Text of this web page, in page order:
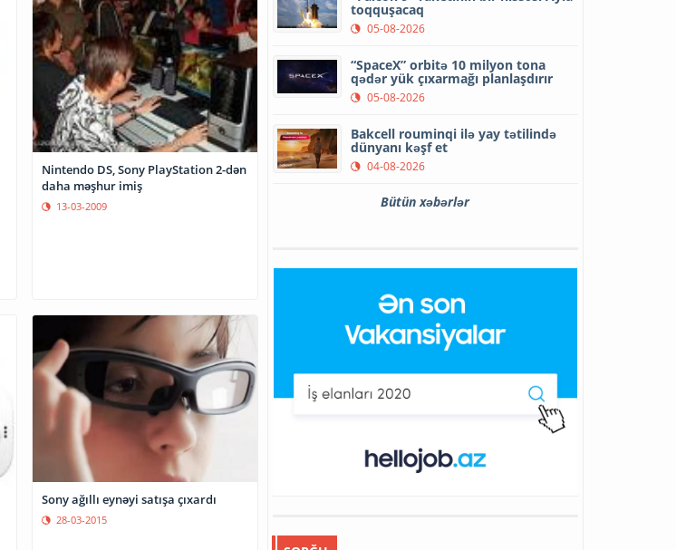
Nintendo DS, Sony PlayStation 2-dən
daha məşhur imiş
13-03-2009
Sony ağıllı eynəyi satışa çıxardı
28-03-2015
toqquşacaq
05-08-2026
“SpaceX” orbitə 10 milyon tona
qədər yük çıxarmağı planlaşdırır
05-08-2026
Bakcell rouminqi ilə yay tətilində
dünyanı kəşf et
04-08-2026
Bütün xəbərlər